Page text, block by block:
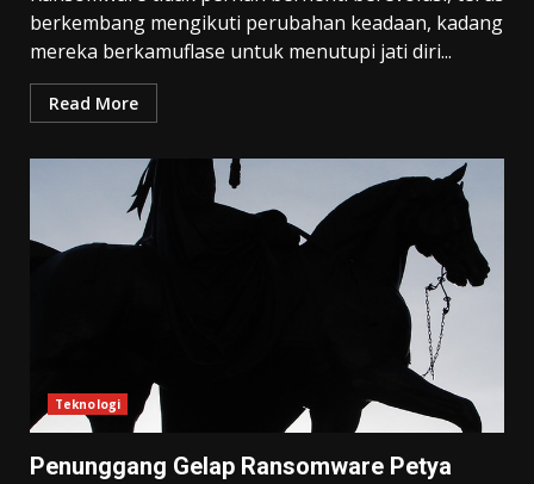
berkembang mengikuti perubahan keadaan, kadang
mereka berkamuflase untuk menutupi jati diri...
Read More
Teknologi
Penunggang Gelap Ransomware Petya